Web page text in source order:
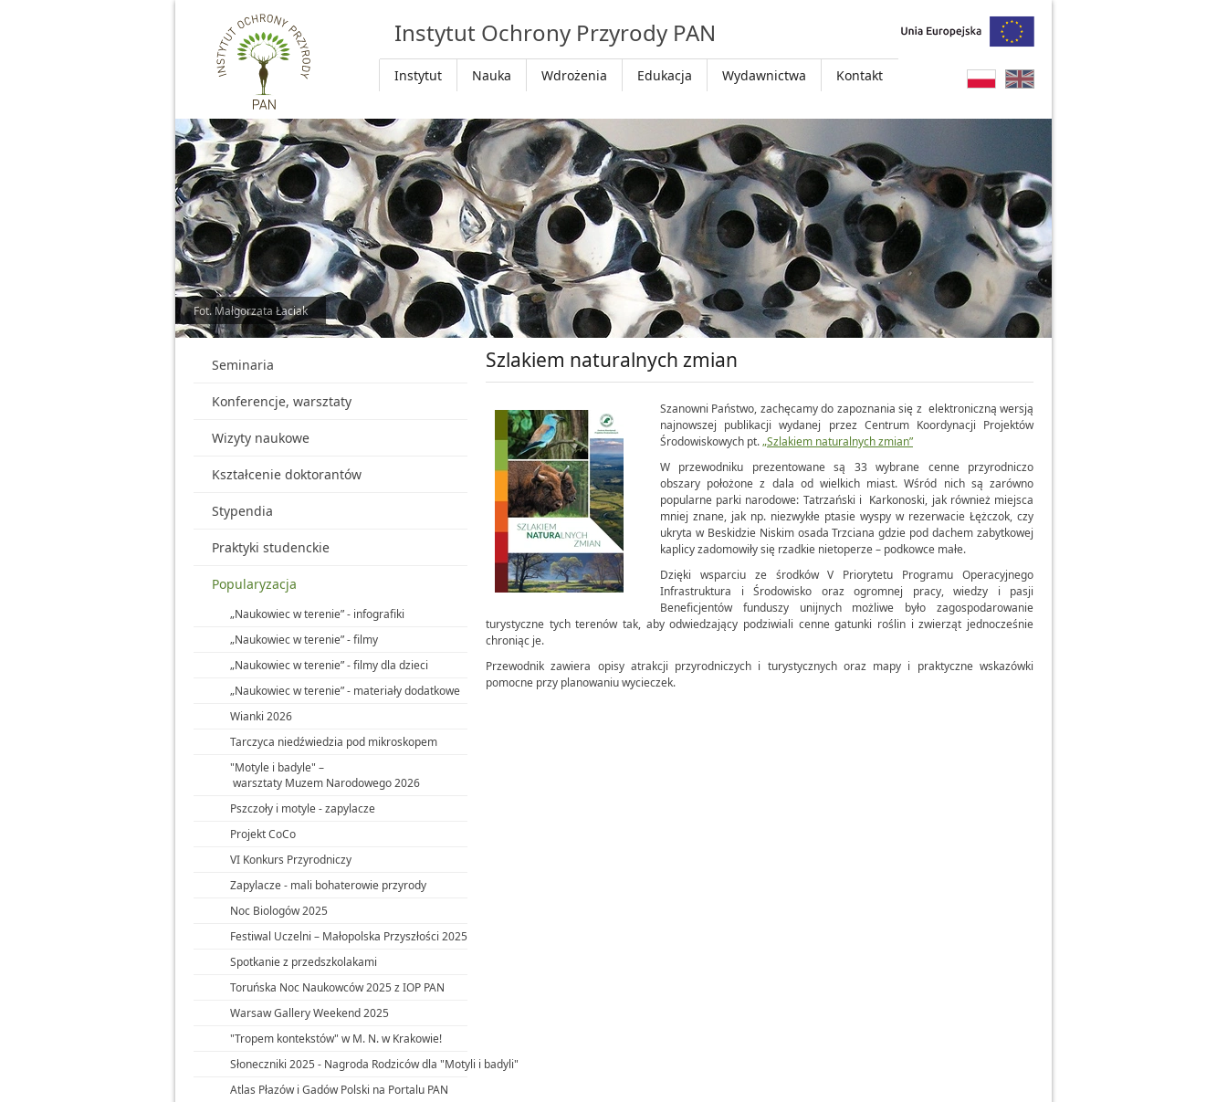
Przejdź do głównej treści
Instytut Ochrony Przyrody PAN
Instytut Nauka Wdrożenia Edukacja Wydawnictwa Kontakt
Fot. Małgorzata Łaciak
Seminaria
Konferencje, warsztaty
Wizyty naukowe
Kształcenie doktorantów
Stypendia
Praktyki studenckie
Popularyzacja
„Naukowiec w terenie” - infografiki
„Naukowiec w terenie” - filmy
„Naukowiec w terenie” - filmy dla dzieci
„Naukowiec w terenie” - materiały dodatkowe
Wianki 2026
Tarczyca niedźwiedzia pod mikroskopem
"Motyle i badyle" –
warsztaty Muzem Narodowego 2026
Pszczoły i motyle - zapylacze
Projekt CoCo
VI Konkurs Przyrodniczy
Zapylacze - mali bohaterowie przyrody
Noc Biologów 2025
Festiwal Uczelni – Małopolska Przyszłości 2025
Spotkanie z przedszkolakami
Toruńska Noc Naukowców 2025 z IOP PAN
Warsaw Gallery Weekend 2025
"Tropem kontekstów" w M. N. w Krakowie!
Słoneczniki 2025 - Nagroda Rodziców dla "Motyli i badyli"
Atlas Płazów i Gadów Polski na Portalu PAN
Szlakiem naturalnych zmian
Szanowni Państwo, zachęcamy do zapoznania się z elektroniczną wersją
najnowszej publikacji wydanej przez Centrum Koordynacji Projektów
Środowiskowych pt.„Szlakiem naturalnych zmian”
W przewodniku prezentowane są 33 wybrane cenne przyrodniczo
obszary położone z dala od wielkich miast. Wśród nich są zarówno
popularne parki narodowe: Tatrzański i Karkonoski, jak również miejsca
mniej znane, jak np. niezwykłe ptasie wyspy w rezerwacie Łężczok, czy
ukryta w Beskidzie Niskim osada Trzciana gdzie pod dachem zabytkowej
kaplicy zadomowiły się rzadkie nietoperze – podkowce małe.
Dzięki wsparciu ze środków V Priorytetu Programu Operacyjnego
Infrastruktura i Środowisko oraz ogromnej pracy, wiedzy i pasji
Beneficjentów funduszy unijnych możliwe było zagospodarowanie
turystyczne tych terenów tak, aby odwiedzający podziwiali cenne gatunki roślin i zwierząt jednocześnie
chroniąc je.
Przewodnik zawiera opisy atrakcji przyrodniczych i turystycznych oraz mapy i praktyczne wskazówki
pomocne przy planowaniu wycieczek.